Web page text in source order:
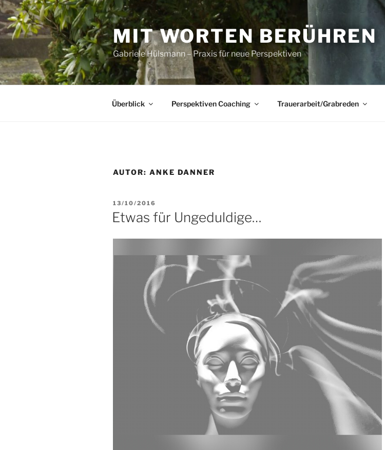
Zum
Inhalt
springen
MIT WORTEN BERÜHREN
Gabriele Hülsmann – Praxis für neue Perspektiven
Überblick Perspektiven Coaching Trauerarbeit/Grabreden
AUTOR: ANKE DANNER
VERÖFFENTLICHT
AM
13/10/2016
Etwas für Ungeduldige…